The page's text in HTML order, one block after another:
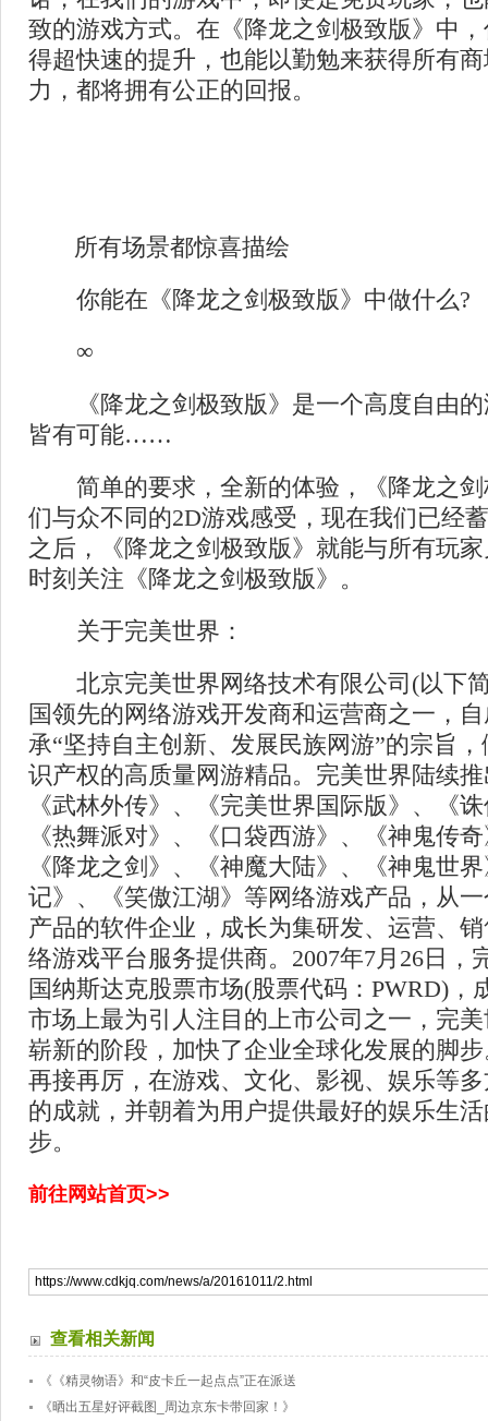
致的游戏方式。在《降龙之剑极致版》中
得超快速的提升，也能以勤勉来获得所有
力，都将拥有公正的回报。
所有场景都惊喜描绘
你能在《降龙之剑极致版》中做什么?
∞
《降龙之剑极致版》是一个高度自由的
皆有可能……
简单的要求，全新的体验，《降龙之剑
们与众不同的2D游戏感受，现在我们已经
之后，《降龙之剑极致版》就能与所有玩
时刻关注《降龙之剑极致版》。
关于完美世界：
北京完美世界网络技术有限公司(以下
国领先的网络游戏开发商和运营商之一，
承“坚持自主创新、发展民族网游”的宗旨
识产权的高质量网游精品。完美世界陆续
《武林外传》、《完美世界国际版》、《
《热舞派对》、《口袋西游》、《神鬼传
《降龙之剑》、《神魔大陆》、《神鬼世
记》、《笑傲江湖》等网络游戏产品，从
产品的软件企业，成长为集研发、运营、
络游戏平台服务提供商。2007年7月26日，
国纳斯达克股票市场(股票代码：PWRD)，
市场上最为引人注目的上市公司之一，完
崭新的阶段，加快了企业全球化发展的脚
再接再厉，在游戏、文化、影视、娱乐等
的成就，并朝着为用户提供最好的娱乐生
步。
前往网站首页>>
查看相关新闻
《《精灵物语》和“皮卡丘一起点点”正在派送
《晒出五星好评截图_周边京东卡带回家！》